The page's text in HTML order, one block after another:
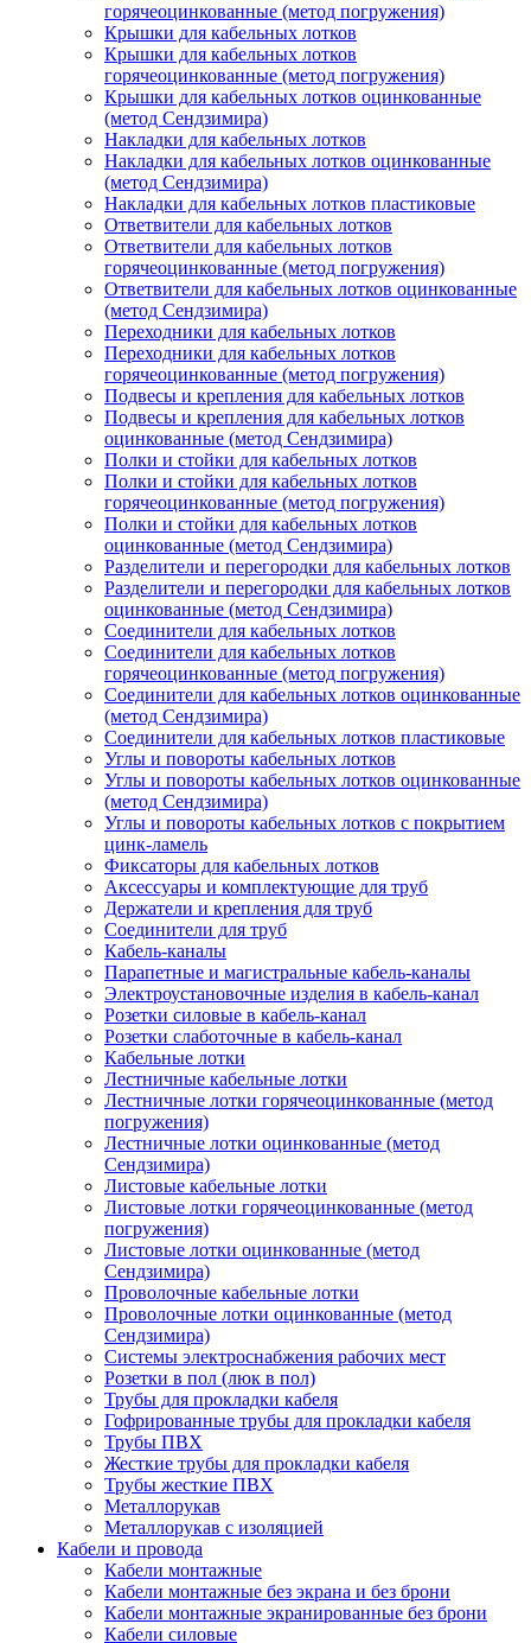
горячеоцинкованные (метод погружения)
Крышки для кабельных лотков
Крышки для кабельных лотков
горячеоцинкованные (метод погружения)
Крышки для кабельных лотков оцинкованные
(метод Сендзимира)
Накладки для кабельных лотков
Накладки для кабельных лотков оцинкованные
(метод Сендзимира)
Накладки для кабельных лотков пластиковые
Ответвители для кабельных лотков
Ответвители для кабельных лотков
горячеоцинкованные (метод погружения)
Ответвители для кабельных лотков оцинкованные
(метод Сендзимира)
Переходники для кабельных лотков
Переходники для кабельных лотков
горячеоцинкованные (метод погружения)
Подвесы и крепления для кабельных лотков
Подвесы и крепления для кабельных лотков
оцинкованные (метод Сендзимира)
Полки и стойки для кабельных лотков
Полки и стойки для кабельных лотков
горячеоцинкованные (метод погружения)
Полки и стойки для кабельных лотков
оцинкованные (метод Сендзимира)
Разделители и перегородки для кабельных лотков
Разделители и перегородки для кабельных лотков
оцинкованные (метод Сендзимира)
Соединители для кабельных лотков
Соединители для кабельных лотков
горячеоцинкованные (метод погружения)
Соединители для кабельных лотков оцинкованные
(метод Сендзимира)
Соединители для кабельных лотков пластиковые
Углы и повороты кабельных лотков
Углы и повороты кабельных лотков оцинкованные
(метод Сендзимира)
Углы и повороты кабельных лотков с покрытием
цинк-ламель
Фиксаторы для кабельных лотков
Аксессуары и комплектующие для труб
Держатели и крепления для труб
Соединители для труб
Кабель-каналы
Парапетные и магистральные кабель-каналы
Электроустановочные изделия в кабель-канал
Розетки силовые в кабель-канал
Розетки слаботочные в кабель-канал
Кабельные лотки
Лестничные кабельные лотки
Лестничные лотки горячеоцинкованные (метод
погружения)
Лестничные лотки оцинкованные (метод
Сендзимира)
Листовые кабельные лотки
Листовые лотки горячеоцинкованные (метод
погружения)
Листовые лотки оцинкованные (метод
Сендзимира)
Проволочные кабельные лотки
Проволочные лотки оцинкованные (метод
Сендзимира)
Системы электроснабжения рабочих мест
Розетки в пол (люк в пол)
Трубы для прокладки кабеля
Гофрированные трубы для прокладки кабеля
Трубы ПВХ
Жесткие трубы для прокладки кабеля
Трубы жесткие ПВХ
Металлорукав
Металлорукав с изоляцией
Кабели и провода
Кабели монтажные
Кабели монтажные без экрана и без брони
Кабели монтажные экранированные без брони
Кабели силовые